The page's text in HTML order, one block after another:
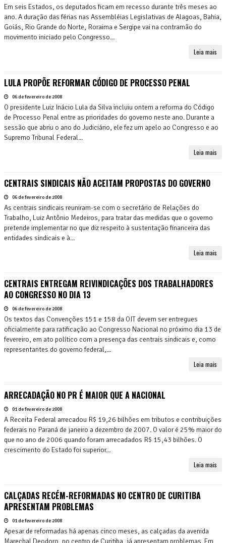
Em seis Estados, os deputados ficam em recesso durante três meses ao
ano. A duração das férias nas Assembléias Legislativas de Alagoas, Bahia,
Goiás, Rio Grande do Norte, Roraima e Sergipe vai na contramão do
movimento iniciado pelo Congresso...
Leia mais
LULA PROPÕE REFORMAR CÓDIGO DE PROCESSO PENAL
06 de fevereiro de 2008
O presidente Luiz Inácio Lula da Silva incluiu ontem a reforma do Código
de Processo Penal entre as prioridades do governo neste ano. Durante a
sessão que abriu o ano do Judiciário, ele fez um apelo ao Congresso e ao
Supremo Tribunal Federal...
Leia mais
CENTRAIS SINDICAIS NÃO ACEITAM PROPOSTAS DO GOVERNO
06 de fevereiro de 2008
As centrais sindicais reuniram-se com o secretário de Relações do
Trabalho, Luiz Antônio Medeiros, para tratar das medidas que o governo
pretende implementar no que diz respeito à sustentação financeira das
entidades sindicais e à...
Leia mais
CENTRAIS ENTREGAM REIVINDICAÇÕES DOS TRABALHADORES
AO CONGRESSO NO DIA 13
06 de fevereiro de 2008
Os textos das Convenções 151 e 158 da OIT devem ser entregues
oficialmente para ratificação ao Congresso Nacional no próximo dia 13 de
fevereiro, em ato político com a presença das centrais sindicais e, como
representantes do governo federal,...
Leia mais
ARRECADAÇÃO NO PR É MAIOR QUE A NACIONAL
01 de fevereiro de 2008
A Receita Federal arrecadou R$ 19,26 bilhões em tributos e contribuições
federais no Paraná de janeiro a dezembro de 2007. O valor é 25% maior do
que no ano de 2006 quando foram arrecadados R$ 15,43 bilhões. O
crescimento do Estado foi superior...
Leia mais
CALÇADAS RECÉM-REFORMADAS NO CENTRO DE CURITIBA
APRESENTAM PROBLEMAS
01 de fevereiro de 2008
Apesar de reformadas há apenas cinco meses, as calçadas da avenida
Marechal Deodoro, no centro de Curitiba, já apresentam problemas. Em